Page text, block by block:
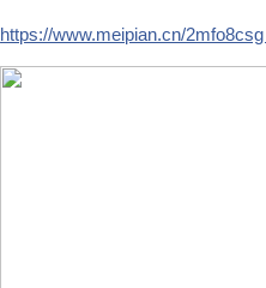
https://www.meipian.cn/